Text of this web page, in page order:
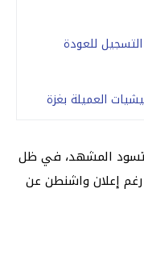
للعودة
العميلة بغزة
تسود المشهد، في ظل
إعلان واشنطن عن